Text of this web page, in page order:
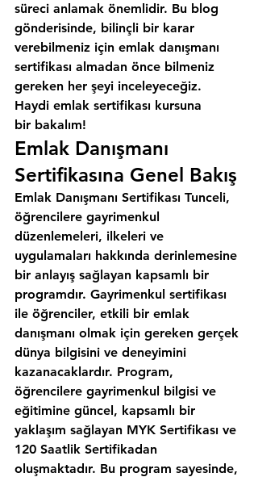
süreci anlamak önemlidir. Bu blog
gönderisinde, bilinçli bir karar
verebilmeniz için emlak danışmanı
sertifikası almadan önce bilmeniz
gereken her şeyi inceleyeceğiz.
Haydi emlak sertifikası kursuna
bir bakalım!
Emlak Danışmanı
Sertifikasına Genel Bakış
Emlak Danışmanı Sertifikası Tunceli,
öğrencilere gayrimenkul
düzenlemeleri, ilkeleri ve
uygulamaları hakkında derinlemesine
bir anlayış sağlayan kapsamlı bir
programdır. Gayrimenkul sertifikası
ile öğrenciler, etkili bir emlak
danışmanı olmak için gereken gerçek
dünya bilgisini ve deneyimini
kazanacaklardır. Program,
öğrencilere gayrimenkul bilgisi ve
eğitimine güncel, kapsamlı bir
yaklaşım sağlayan MYK Sertifikası ve
120 Saatlik Sertifikadan
oluşmaktadır. Bu program sayesinde,